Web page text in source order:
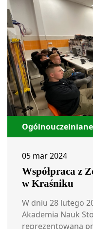
Ogólnouczelniane
05 mar 2024
Współpraca z
w Kraśniku
W dniu 28 lutego
Akademia Nauk
reprezentowana